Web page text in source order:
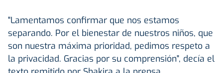
"Lamentamos confirmar que nos estamos
separando. Por el bienestar de nuestros niños, que
son nuestra máxima prioridad, pedimos respeto a
la privacidad. Gracias por su comprensión", decía el